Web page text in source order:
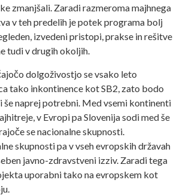
zmanjšali. Zaradi razmeroma majhnega
v teh predelih je potek programa bolj
izvedeni pristopi, prakse in rešitve
tudi v drugih okoljih.
dolgoživostjo se vsako leto
tako inkontinence kot SB2, zato bodo
naprej potrebni. Med vsemi kontinenti
v Evropi pa Slovenija sodi med še
se nacionalne skupnosti.
skupnosti pa v vseh evropskih državah
javno-zdravstveni izziv. Zaradi tega
uporabni tako na evropskem kot